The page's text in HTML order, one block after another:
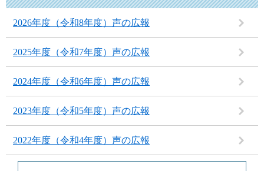
2026年度（令和8年度）声の広報
2025年度（令和7年度）声の広報
2024年度（令和6年度）声の広報
2023年度（令和5年度）声の広報
2022年度（令和4年度）声の広報